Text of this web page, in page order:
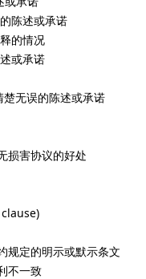
陈述或承诺
的情况
或承诺
无误的陈述或承诺
损害协议的好处
规定的明示或默示条文
不一致